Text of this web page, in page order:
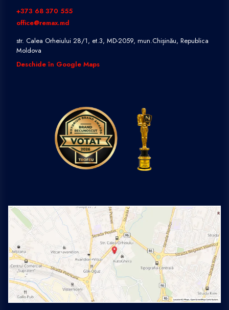
+373 68 370 555
office@remax.md
str. Calea Orheiului 28/1, et.3, MD-2059, mun.Chișinău, Republica
Moldova
Deschide în Google Maps